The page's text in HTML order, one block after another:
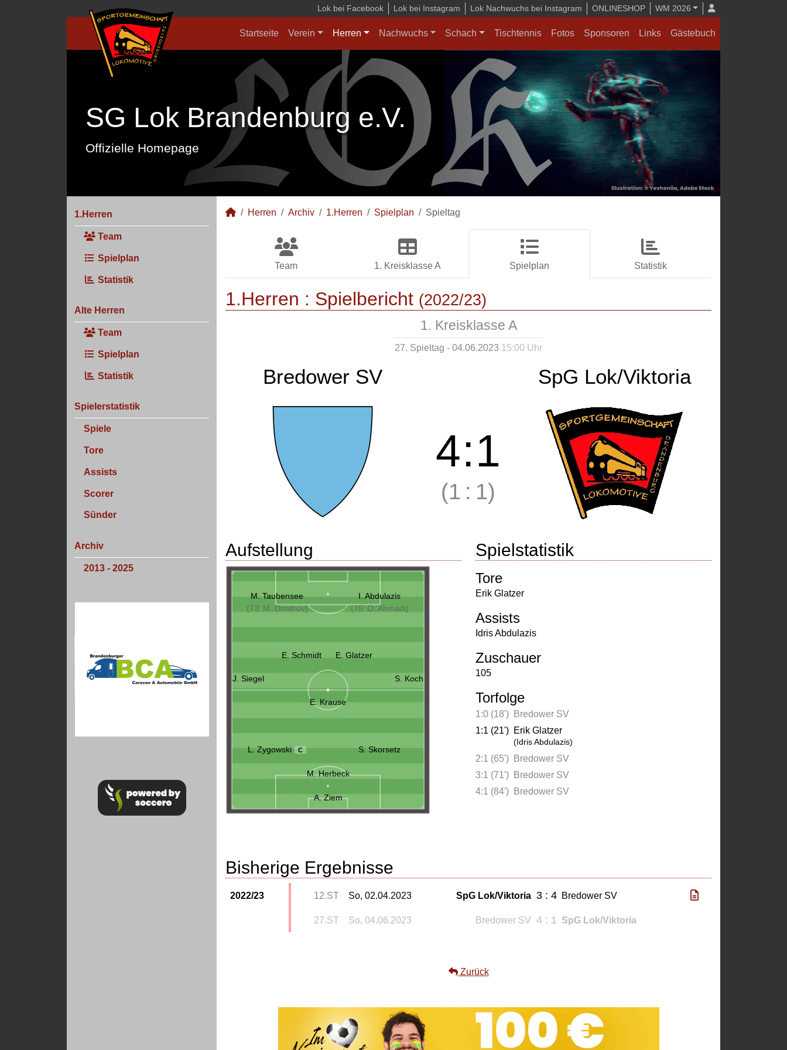
Lok bei Facebook Lok bei Instagram Lok Nachwuchs bei Instagram ONLINESHOP WM 2026
Startseite Verein Herren Nachwuchs Schach Tischtennis Fotos Sponsoren Links Gästebuch
SG Lok Brandenburg e.V.
Offizielle Homepage
1.Herren
Team
Spielplan
Statistik
Alte Herren
Team
Spielplan
Statistik
Spielerstatistik
Spiele
Tore
Assists
Scorer
Sünder
Archiv
2013 - 2025
Herren Archiv 1.Herren Spielplan Spieltag
Team 1. Kreisklasse A Spielplan Statistik
1.Herren : Spielbericht (2022/23)
1. Kreisklasse A
27. Spieltag - 04.06.2023 15:00 Uhr
Bredower SV SpG Lok/Viktoria
4:1
(1 : 1)
Aufstellung
M. Taubensee
(73' M. Dimitrov)
I. Abdulazis
(75' O. Ahmadi)
E. Schmidt E. Glatzer
J. Siegel S. Koch
E. Krause
L. Zygowski C S. Skorsetz
M. Herbeck
A. Ziem
Spielstatistik
Tore
Erik Glatzer
Assists
Idris Abdulazis
Zuschauer
105
Torfolge
1:0 (18')
Bredower SV
1:1 (21') Erik Glatzer
(Idris Abdulazis)
2:1 (65')
Bredower SV
3:1 (71')
Bredower SV
4:1 (84')
Bredower SV
Bisherige Ergebnisse
2022/23 12.ST So, 02.04.2023 SpG Lok/Viktoria 3 : 4 Bredower SV
27.ST So, 04.06.2023 Bredower SV 4 : 1 SpG Lok/Viktoria
Zurück